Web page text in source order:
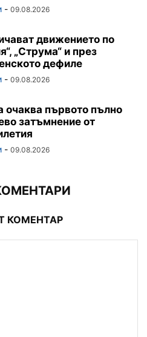
- 09.08.2026
движението по
„Струма“ и през
дефиле
- 09.08.2026
очаква първото пълно
затъмнение от
- 09.08.2026
КОМЕНТАР